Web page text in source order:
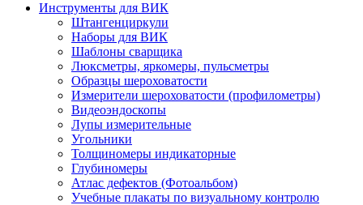
Инструменты для ВИК
Штангенциркули
Наборы для ВИК
Шаблоны сварщика
Люксметры, яркомеры, пульсметры
Образцы шероховатости
Измерители шероховатости (профилометры)
Видеоэндоскопы
Лупы измерительные
Угольники
Толщиномеры индикаторные
Глубиномеры
Атлас дефектов (Фотоальбом)
Учебные плакаты по визуальному контролю